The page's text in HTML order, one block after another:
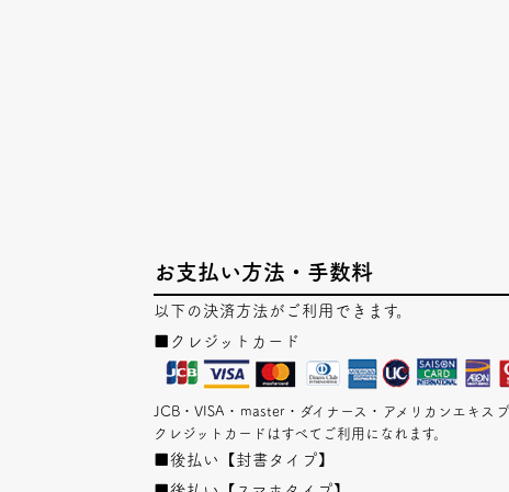
お支払い方法・手数料
以下の決済方法がご利用できます。
■クレジットカード
JCB・VISA・master・ダイナース・アメリカンエキス
クレジットカードはすべてご利用になれます。
■後払い【封書タイプ】